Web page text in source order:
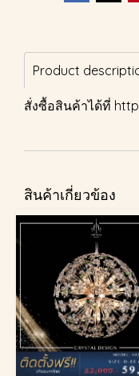
Product
สั่งซื้อสินค้าได้ที่
สินค้าเกี่ยวข้อง